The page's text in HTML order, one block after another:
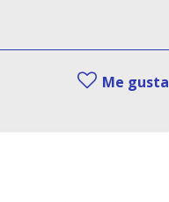
Me gusta